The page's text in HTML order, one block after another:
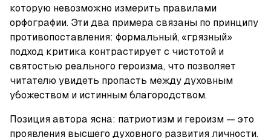
которую невозможно измерить правилами
орфографии. Эти два примера связаны по принципу
противопоставления: формальный, «грязный»
подход критика контрастирует с чистотой и
святостью реального героизма, что позволяет
читателю увидеть пропасть между духовным
убожеством и истинным благородством.
Позиция автора ясна: патриотизм и героизм — это
проявления высшего духовного развития личности.